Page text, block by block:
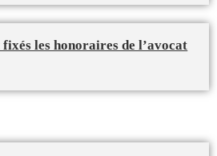
les honoraires de l’avocat